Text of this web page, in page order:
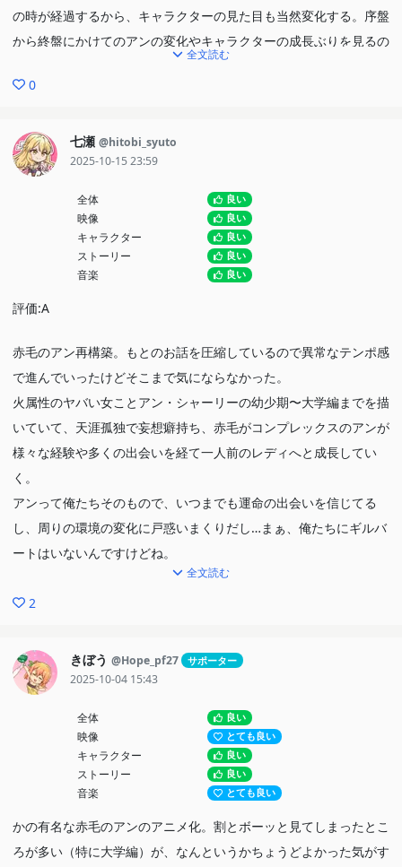
の時が経過するから、キャラクターの見た目も当然変化する。序盤
から終盤にかけてのアンの変化やキャラクターの成長ぶりを見るの
大昔の作品だからセリフの表現や世界観に今の作品には中々ない
かった。セリフの1つ1つにアンの考え方や物事の捉え方がよく表
れていた。
アン・シャーリーという人間の人生のほんの一部ではあったけ
ど、今回のリメイクで見ることが出来て良かった。
全文読む
0
七瀬 @hitobi_syuto
2025-10-15 23:59
全体 良い
映像 良い
キャラクター 良い
ストーリー 良い
音楽 良い
評価:A
赤毛のアン再構築。もとのお話を圧縮しているので異常なテンポ感
で進んでいったけどそこまで気にならなかった。
火属性のヤバい女ことアン・シャーリーの幼少期〜大学編までを描
いていて、天涯孤独で妄想癖持ち、赤毛がコンプレックスのアンが
様々な経験や多くの出会いを経て一人前のレディへと成長してい
く。
アンって俺たちそのもので、いつまでも運命の出会いを信じてる
し、周りの環境の変化に戸惑いまくりだし…まぁ、俺たちにギルバ
ートはいないんですけどね。
全文読む
2
きぼう @Hope_pf27 サポーター
2025-10-04 15:43
全体 良い
映像 とても良い
キャラクター 良い
ストーリー 良い
音楽 とても良い
かの有名な赤毛のアンのアニメ化。割とボーッと見てしまったとこ
ろが多い（特に大学編）が、なんというかちょうどよかった気がす